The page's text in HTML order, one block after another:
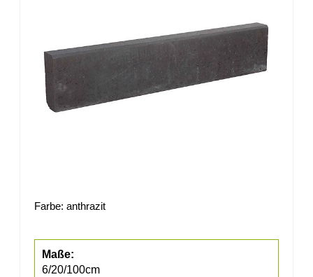
Farbe: anthrazit
6/20/100cm